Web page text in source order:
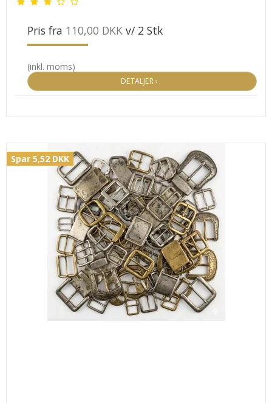
Pris fra 110,00 DKK v/ 2 Stk
(inkl. moms)
DETALJER ›
Spar 5,52 DKK